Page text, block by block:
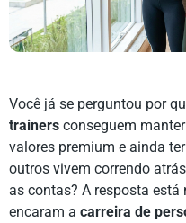
Você já se perguntou por
trainers conseguem
valores premium e ainda
outros vivem correndo
as contas? A resposta
encaram a carreira de